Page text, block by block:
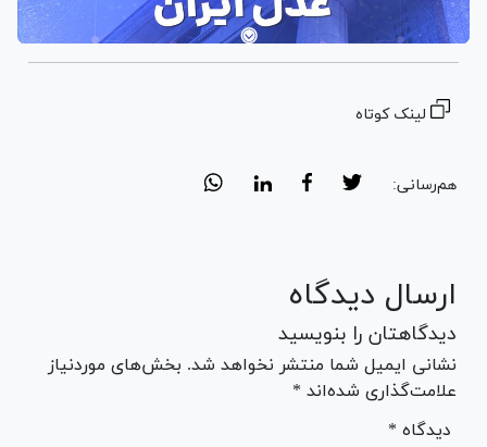
لینک کوتاه
هم‌رسانی:
ارسال دیدگاه
دیدگاهتان را بنویسید
نشانی ایمیل شما منتشر نخواهد شد. بخش‌های موردنیاز
علامت‌گذاری شده‌اند *
* دیدگاه